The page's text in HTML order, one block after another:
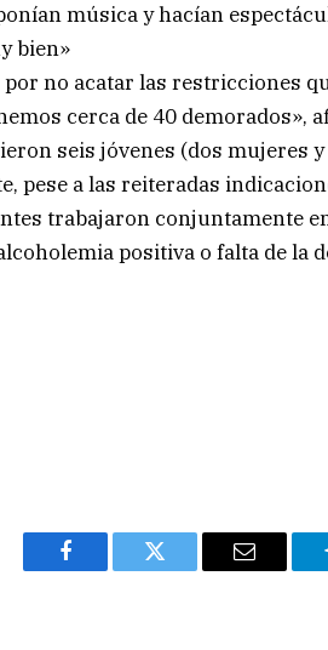
música y hacían
bien»
no acatar las restricciones
cerca de 40 demorados»,
seis jóvenes (dos mujeres
pese a las reiteradas
trabajaron conjuntamente
positiva o falta de la
Facebook Twitter Email